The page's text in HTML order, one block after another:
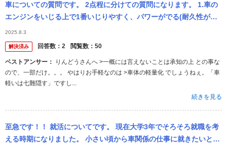
車についての質問です。 2点程に分けての質問になります。 1.車の
エンジンをいじる上で1番いじりやすく、パワーがでる(耐久性があ
る)のはどのエンジンか、車種もいただけたら嬉しいです。 2.エ...
2025.8.3
解決済み 回答数： 2 閲覧数： 50
ベストアンサー：
ので、一部だけ。。。 やはりお手軽なのは >車体の軽量化 でしょうねぇ。「車
軽いは七難隠す」ですし...
続きを見る
至急です！！ 就活についてです。 現在大学3年でそろそろ就職を考
える時期になりました。 小さい頃から車関係の仕事に就きたいと思